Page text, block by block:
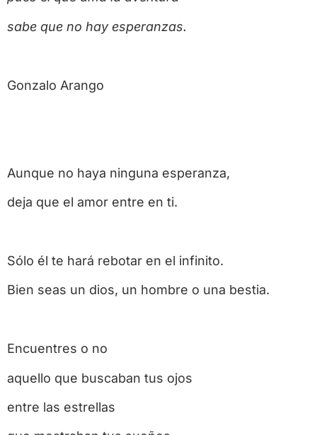
sabe que no hay esperanzas.
Gonzalo Arango
Aunque no haya ninguna esperanza,
deja que el amor entre en ti.
Sólo él te hará rebotar en el infinito.
Bien seas un dios, un hombre o una bestia.
Encuentres o no
aquello que buscaban tus ojos
entre las estrellas